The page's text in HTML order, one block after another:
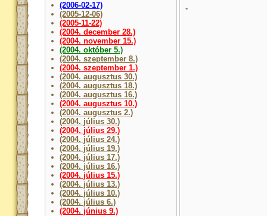
(2006-02-17)
(2005-12-06)
(2005-11-22)
(2004. december 28.)
(2004. november 15.)
(2004. október 5.)
(2004. szeptember 8.)
(2004. szeptember 1.)
(2004. augusztus 30.)
(2004. augusztus 18.)
(2004. augusztus 16.)
(2004. augusztus 10.)
(2004. augusztus 2.)
(2004. július 30.)
(2004. július 29.)
(2004. július 24.)
(2004. július 19.)
(2004. július 17.)
(2004. július 16.)
(2004. július 15.)
(2004. július 13.)
(2004. július 10.)
(2004. július 6.)
(2004. június 9.)
-